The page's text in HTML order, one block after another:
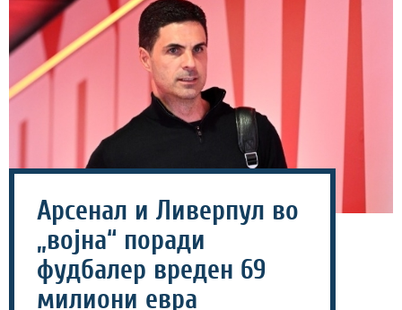
Арсенал и Ливерпул во
„војна“ поради
фудбалер вреден 69
милиони евра